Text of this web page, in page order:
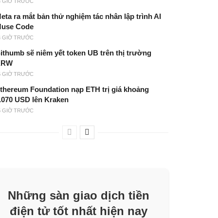
ra mắt bản thử nghiệm tác nhân lập trình AI
Code
GIỜ TRƯỚC
sẽ niêm yết token UB trên thị trường
GIỜ TRƯỚC
Foundation nạp ETH trị giá khoảng
USD lên Kraken
GIỜ TRƯỚC
Những sàn giao dịch tiền
điện tử tốt nhất hiện nay